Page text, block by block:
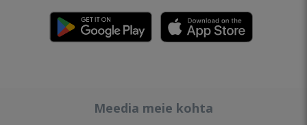
Meedia meie kohta